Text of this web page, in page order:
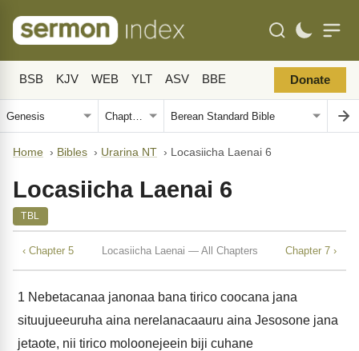
BSB KJV WEB YLT ASV BBE Donate
Home › Bibles › Urarina NT › Locasiicha Laenai 6
Locasiicha Laenai 6
TBL
‹ Chapter 5 Locasiicha Laenai — All Chapters Chapter 7 ›
1 Nebetacanaa janonaa bana tirico coocana jana
situujueeuruha aina nerelanacaauru aina Jesosone jana
jetaote, nii tirico moloonejeein biji cuhane